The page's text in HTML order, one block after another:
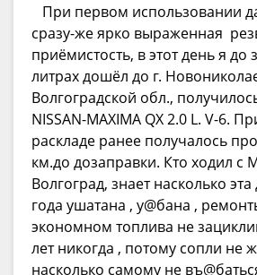
При первом использовании
сразу-же ярко выраженная
приёмистость, в этот день я до
литрах дошёл до г.
Волгоградской обл.,
NISSAN-MAXIMA QX 2.0 L. V-6.
раскладе ранее получалось
км.до дозаправки. Кто ходил с
Волгоград, знает насколько
года ушатана , у@бана ,
экономном топлива не
лет никогда , потому сопли не
насколько самому не